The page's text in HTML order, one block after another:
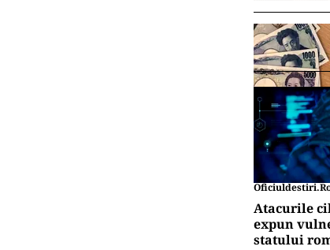
Atacurile
expun
statului